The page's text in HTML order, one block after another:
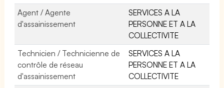
Agent / Agente
d'assainissement
SERVICES A LA
PERSONNE ET A LA
COLLECTIVITE
Technicien / Technicienne de
contrôle de réseau
d'assainissement
SERVICES A LA
PERSONNE ET A LA
COLLECTIVITE